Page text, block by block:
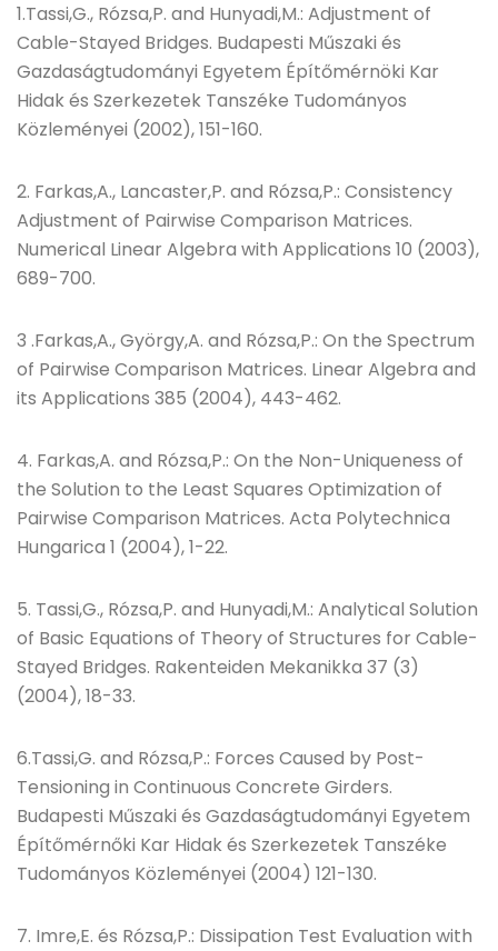
1.Tassi,G., Rózsa,P. and Hunyadi,M.: Adjustment of
Cable-Stayed Bridges. Budapesti Műszaki és
Gazdaságtudományi Egyetem Építőmérnöki Kar
Hidak és Szerkezetek Tanszéke Tudományos
Közleményei (2002), 151-160.
2. Farkas,A., Lancaster,P. and Rózsa,P.: Consistency
Adjustment of Pairwise Comparison Matrices.
Numerical Linear Algebra with Applications 10 (2003),
689-700.
3 .Farkas,A., György,A. and Rózsa,P.: On the Spectrum
of Pairwise Comparison Matrices. Linear Algebra and
its Applications 385 (2004), 443-462.
4. Farkas,A. and Rózsa,P.: On the Non-Uniqueness of
the Solution to the Least Squares Optimization of
Pairwise Comparison Matrices. Acta Polytechnica
Hungarica 1 (2004), 1-22.
5. Tassi,G., Rózsa,P. and Hunyadi,M.: Analytical Solution
of Basic Equations of Theory of Structures for Cable-
Stayed Bridges. Rakenteiden Mekanikka 37 (3)
(2004), 18-33.
6.Tassi,G. and Rózsa,P.: Forces Caused by Post-
Tensioning in Continuous Concrete Girders.
Budapesti Műszaki és Gazdaságtudományi Egyetem
Építőmérnőki Kar Hidak és Szerkezetek Tanszéke
Tudományos Közleményei (2004) 121-130.
7. Imre,E. és Rózsa,P.: Dissipation Test Evaluation with